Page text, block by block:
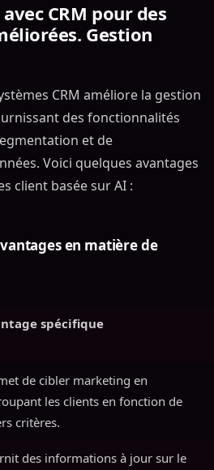
CRM pour des
Gestion
CRM améliore la gestion
des fonctionnalités
et de
Voici quelques avantages
client basée sur AI :
en matière de
spécifique
de cibler marketing en
les clients en fonction de
critères.
des informations à jour sur le